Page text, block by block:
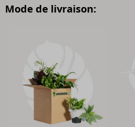
Mode de livraison: